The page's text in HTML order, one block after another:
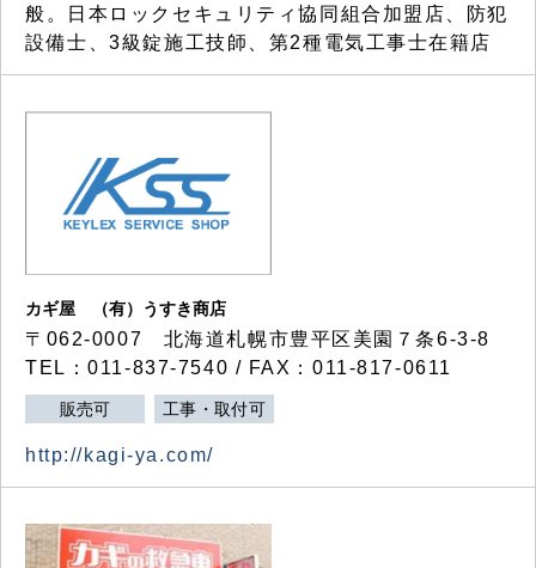
般。日本ロックセキュリティ協同組合加盟店、防犯
設備士、3級錠施工技師、第2種電気工事士在籍店
カギ屋 （有）うすき商店
〒062-0007 北海道札幌市豊平区美園７条6-3-8
TEL：011-837-7540 / FAX：011-817-0611
販売可 工事・取付可
http://kagi-ya.com/